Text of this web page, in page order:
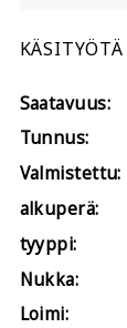
Saatavuus:
Tunnus:
Valmistettu:
alkuperä:
tyyppi:
Nukka:
Loimi: